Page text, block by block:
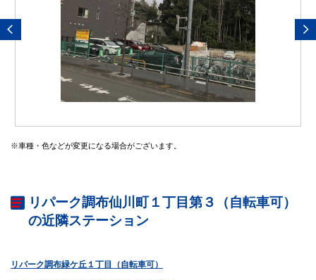
※車種・色などが変更になる場合がございます。
リパーク調布仙川町１丁目第３（自転車可）
の近隣ステーション
リパーク調布緑ケ丘１丁目（自転車可）